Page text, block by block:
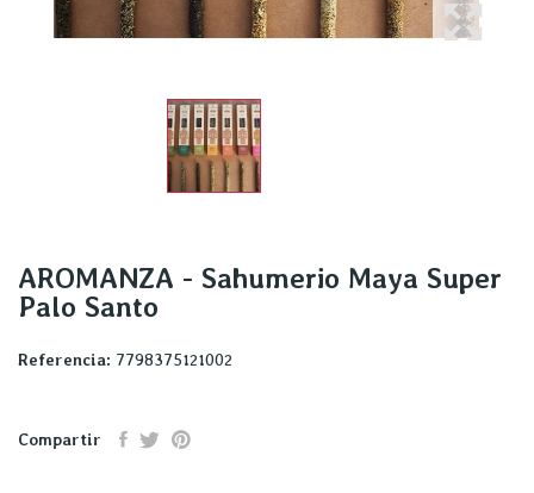
AROMANZA - Sahumerio Maya Super
Palo Santo
Referencia: 7798375121002
Compartir